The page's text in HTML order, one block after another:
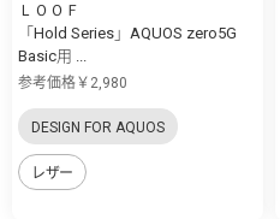
ＬＯＯＦ
「Hold Series」AQUOS zero5G
Basic用 ...
参考価格￥2,980
DESIGN FOR AQUOS
レザー